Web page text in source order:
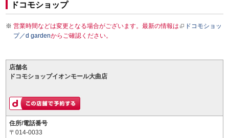
ドコモショップ
営業時間などは変更となる場合がございます。最新の情報は
ドコモショッ
プ／d gardenからご確認ください。
店舗名
ドコモショップイオンモール大曲店
住所/電話番号
〒014-0033